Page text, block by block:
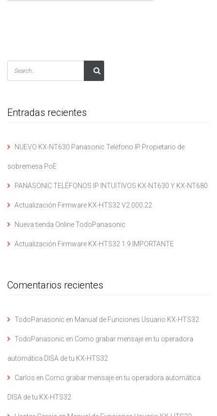
Entradas recientes
NUEVO KX-NT630 Panasonic Teléfono IP Propietario de
sobremesa PoE
PANASONIC TELÉFONOS IP INTUITIVOS KX-NT630 Y KX-NT680
Actualización Firmware KX-HTS32 V2.000.22
Nueva tienda Online TodoPanasonic
Actualización Firmware KX-HTS32 1.9 IMPORTANTE
Comentarios recientes
TodoPanasonic en Manual de Funciones Usuario KX-HTS32
TodoPanasonic en Como grabar mensaje en tu operadora
automática DISA de tu KX-HTS32
Carlos en Como grabar mensaje en tu operadora automática
DISA de tu KX-HTS32